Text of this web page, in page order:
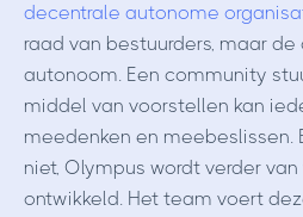
decentrale autonome
raad van bestuurders, maar
autonoom. Een community
middel van voorstellen kan
meedenken en meebeslissen.
niet, Olympus wordt verder
ontwikkeld. Het team voert